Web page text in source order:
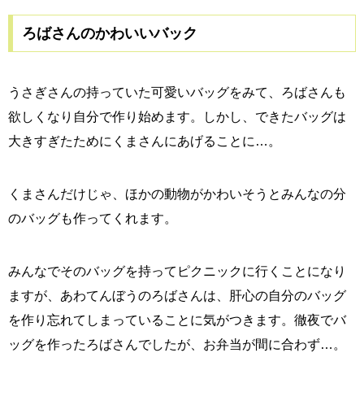
ろばさんのかわいいバック
うさぎさんの持っていた可愛いバッグをみて、ろばさんも
欲しくなり自分で作り始めます。しかし、できたバッグは
大きすぎたためにくまさんにあげることに…。
くまさんだけじゃ、ほかの動物がかわいそうとみんなの分
のバッグも作ってくれます。
みんなでそのバッグを持ってピクニックに行くことになり
ますが、あわてんぼうのろばさんは、肝心の自分のバッグ
を作り忘れてしまっていることに気がつきます。徹夜でバ
ッグを作ったろばさんでしたが、お弁当が間に合わず…。